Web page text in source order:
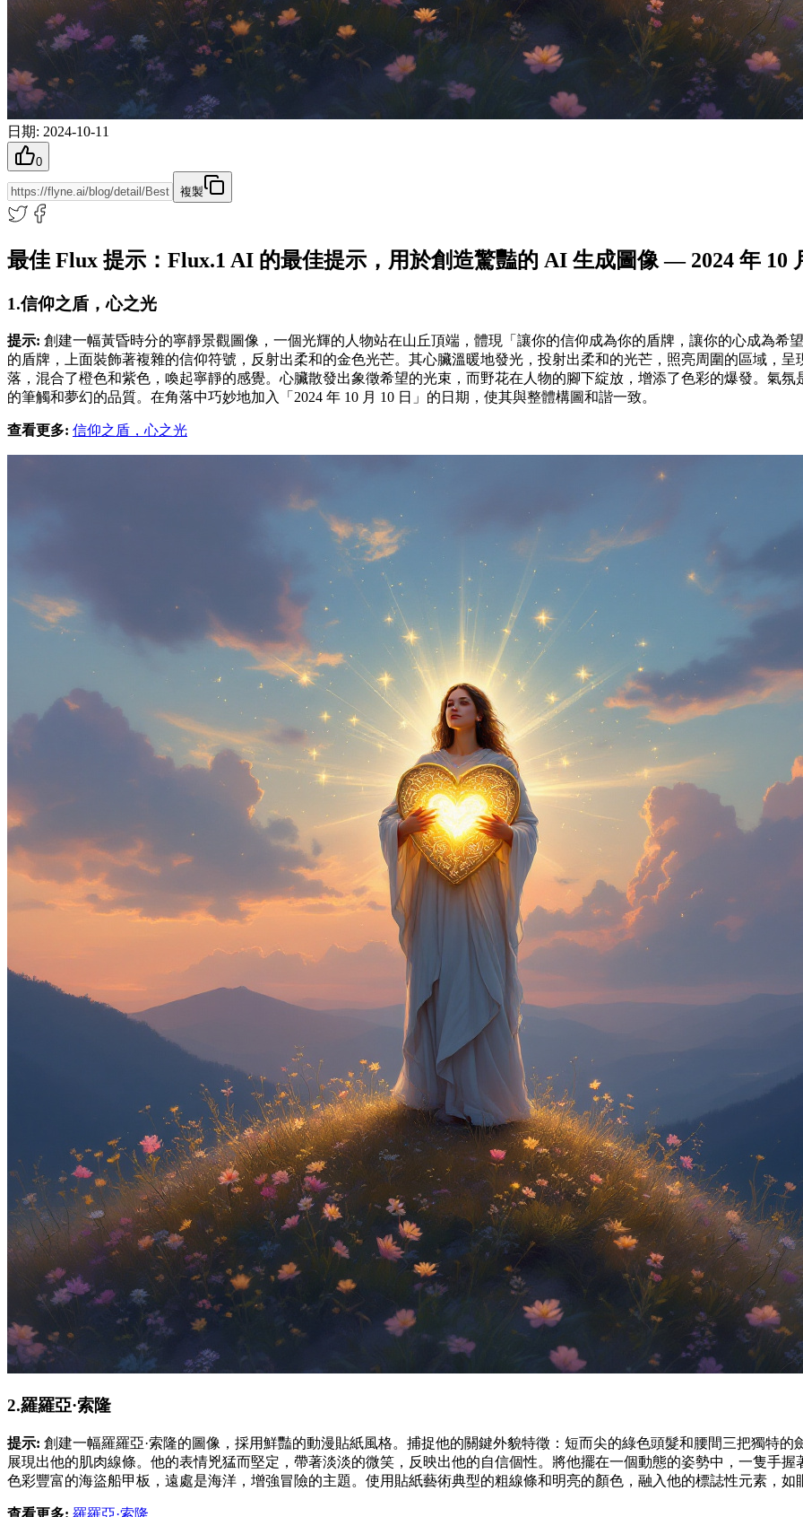
日期: 2024-10-11
0
複製
最佳 Flux 提示：Flux.1 AI 的最佳提示，用於創造驚豔的 AI 生成圖像 — 2024 年 10
1.信仰之盾，心之光
提示: 創建一幅黃昏時分的寧靜景觀圖像，一個光輝的人物站在山丘頂端，體現「讓你的信仰成為你的盾牌，讓你的心成為希
的盾牌，上面裝飾著複雜的信仰符號，反射出柔和的金色光芒。其心臟溫暖地發光，投射出柔和的光芒，照亮周圍的區域，
落，混合了橙色和紫色，喚起寧靜的感覺。心臟散發出象徵希望的光束，而野花在人物的腳下綻放，增添了色彩的爆發。氣
的筆觸和夢幻的品質。在角落中巧妙地加入「2024 年 10 月 10 日」的日期，使其與整體構圖和諧一致。
查看更多: 信仰之盾，心之光
2.羅羅亞·索隆
提示: 創建一幅羅羅亞·索隆的圖像，採用鮮豔的動漫貼紙風格。捕捉他的關鍵外貌特徵：短而尖的綠色頭髮和腰間三把獨特
展現出他的肌肉線條。他的表情兇猛而堅定，帶著淡淡的微笑，反映出他的自信個性。將他擺在一個動態的姿勢中，一隻手
色彩豐富的海盜船甲板，遠處是海洋，增強冒險的主題。使用貼紙藝術典型的粗線條和明亮的顏色，融入他的標誌性元素，
查看更多: 羅羅亞·索隆